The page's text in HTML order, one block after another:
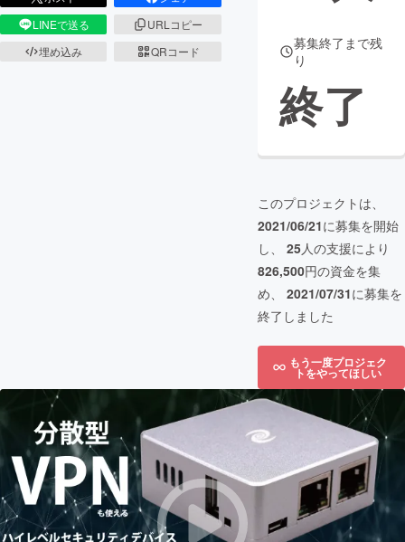
LINEで送る
URLコピー
埋め込み
QRコード
募集終了まで残
り
終了
このプロジェクトは、
2021/06/21に募集を開始
し、 25人の支援により
826,500円の資金を集
め、 2021/07/31に募集を
終了しました
もう一度プロジェク
トをやってほしい